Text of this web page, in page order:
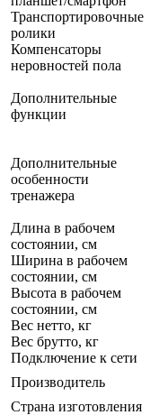
Транспортировочные
ролики
Компенсаторы
неровностей пола
Дополнительные
функции
Дополнительные
особенности
тренажера
Длина в рабочем
состоянии, см
Ширина в рабочем
состоянии, см
Высота в рабочем
состоянии, см
Вес нетто, кг
Вес брутто, кг
Подключение к сети
Производитель
Страна изготовления